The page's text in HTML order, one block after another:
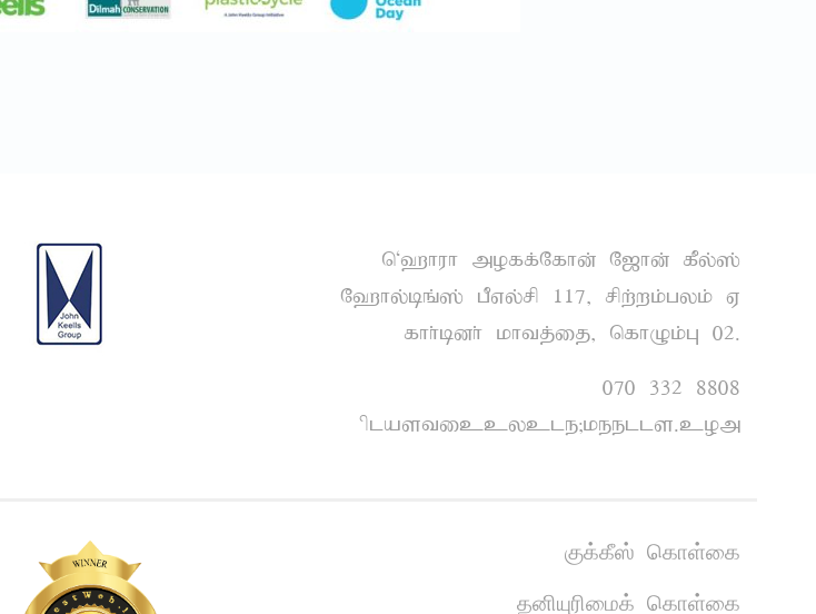
n~`huh moff;Nfhd; N[hd; fPy;];
N`hy;bq;]; gPvy;rp 117> rpw;wk;gyk; V
fhh;bdh; khtj;ij> nfhOk;G 02.
070 332 8808
plasticcycle@keells.com
குக்கீஸ் கொள்கை
தனியுரிமைக் கொள்கை